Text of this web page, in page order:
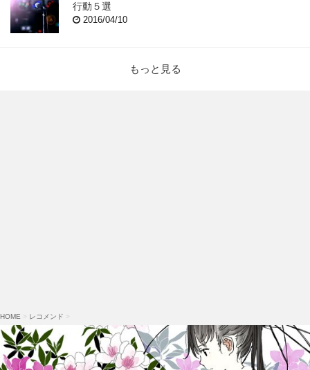
行動５選
2016/04/10
もっと見る
HOME > レコメンド >